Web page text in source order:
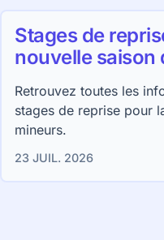
Stages de
nouvelle saison
Retrouvez toutes les
stages de reprise pour
mineurs.
23 JUIL. 2026